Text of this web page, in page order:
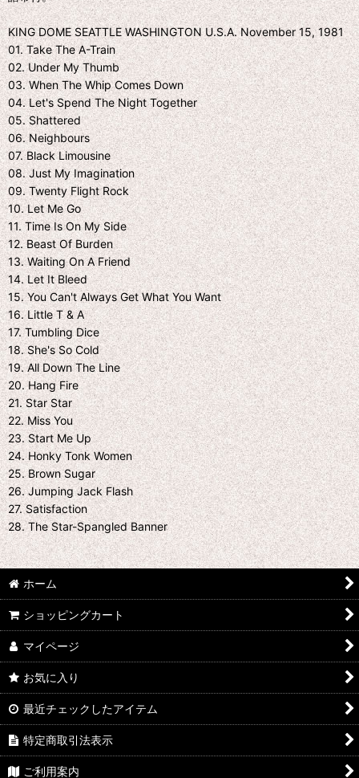
KING DOME SEATTLE WASHINGTON U.S.A. November 15, 1981
01. Take The A-Train
02. Under My Thumb
03. When The Whip Comes Down
04. Let's Spend The Night Together
05. Shattered
06. Neighbours
07. Black Limousine
08. Just My Imagination
09. Twenty Flight Rock
10. Let Me Go
11. Time Is On My Side
12. Beast Of Burden
13. Waiting On A Friend
14. Let It Bleed
15. You Can't Always Get What You Want
16. Little T & A
17. Tumbling Dice
18. She's So Cold
19. All Down The Line
20. Hang Fire
21. Star Star
22. Miss You
23. Start Me Up
24. Honky Tonk Women
25. Brown Sugar
26. Jumping Jack Flash
27. Satisfaction
28. The Star-Spangled Banner
ホーム
ショッピングカート
マイページ
お気に入り
最近チェックしたアイテム
特定商取引法表示
ご利用案内